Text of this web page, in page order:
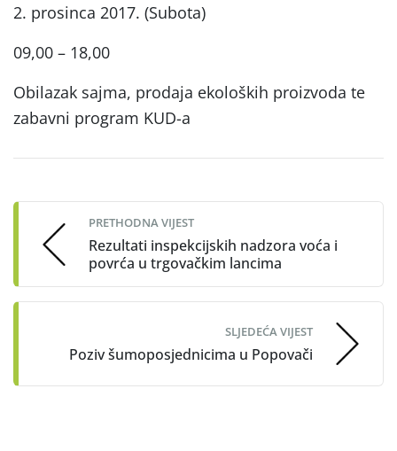
2. prosinca 2017. (Subota)
09,00 – 18,00
Obilazak sajma, prodaja ekoloških proizvoda te
zabavni program KUD-a
navigation
PRETHODNA VIJEST
Rezultati inspekcijskih nadzora voća i
povrća u trgovačkim lancima
SLJEDEĆA VIJEST
Poziv šumoposjednicima u Popovači